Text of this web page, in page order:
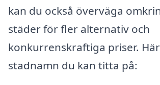
kan du också överväga
städer för fler alternativ och
konkurrenskraftiga priser.
stadnamn du kan titta på: